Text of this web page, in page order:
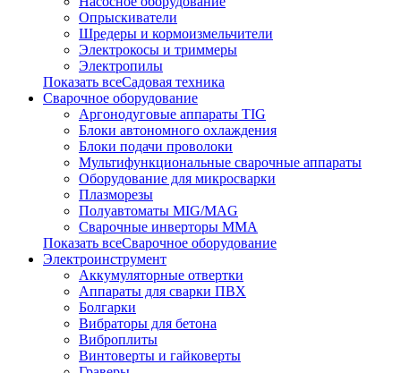
Опрыскиватели
Шредеры и кормоизмельчители
Электрокосы и триммеры
Электропилы
Показать всеСадовая техника
Сварочное оборудование
Аргонодуговые аппараты TIG
Блоки автономного охлаждения
Блоки подачи проволоки
Мультифункциональные сварочные аппараты
Оборудование для микросварки
Плазморезы
Полуавтоматы MIG/MAG
Сварочные инверторы ММА
Показать всеСварочное оборудование
Электроинструмент
Аккумуляторные отвертки
Аппараты для сварки ПВХ
Болгарки
Вибраторы для бетона
Виброплиты
Винтоверты и гайковерты